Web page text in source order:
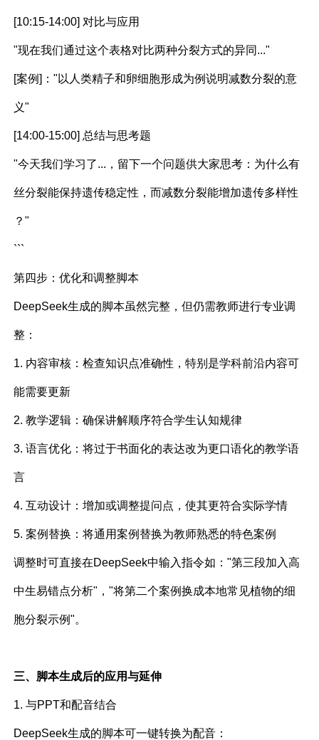
[10:15-14:00] 对比与应用
"现在我们通过这个表格对比两种分裂方式的异同..."
[案例]："以人类精子和卵细胞形成为例说明减数分裂的意
义"
[14:00-15:00] 总结与思考题
"今天我们学习了...，留下一个问题供大家思考：为什么有
丝分裂能保持遗传稳定性，而减数分裂能增加遗传多样性
？"
```
第四步：优化和调整脚本
DeepSeek生成的脚本虽然完整，但仍需教师进行专业调
整：
1. 内容审核：检查知识点准确性，特别是学科前沿内容可
能需要更新
2. 教学逻辑：确保讲解顺序符合学生认知规律
3. 语言优化：将过于书面化的表达改为更口语化的教学语
言
4. 互动设计：增加或调整提问点，使其更符合实际学情
5. 案例替换：将通用案例替换为教师熟悉的特色案例
调整时可直接在DeepSeek中输入指令如："第三段加入高
中生易错点分析"，"将第二个案例换成本地常见植物的细
胞分裂示例"。
三、脚本生成后的应用与延伸
1. 与PPT和配音结合
DeepSeek生成的脚本可一键转换为配音：